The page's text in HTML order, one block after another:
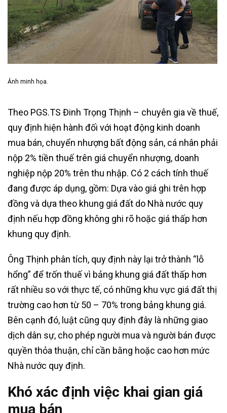
Ảnh minh họa.
Theo PGS.TS Đinh Trọng Thịnh – chuyên gia về thuế,
quy định hiện hành đối với hoạt động kinh doanh
mua bán, chuyển nhượng bất động sản, cá nhân phải
nộp 2% tiền thuế trên giá chuyển nhượng, doanh
nghiệp nộp 20% trên thu nhập. Có 2 cách tính thuế
đang được áp dụng, gồm: Dựa vào giá ghi trên hợp
đồng và dựa theo khung giá đất do Nhà nước quy
định nếu hợp đồng không ghi rõ hoặc giá thấp hơn
khung quy định.
Ông Thịnh phân tích, quy định này lại trở thành “lỗ
hổng” để trốn thuế vì bảng khung giá đất thấp hơn
rất nhiều so với thực tế, có những khu vực giá đất thị
trường cao hơn từ 50 – 70% trong bảng khung giá.
Bên cạnh đó, luật cũng quy định đây là những giao
dịch dân sự, cho phép người mua và người bán được
quyền thỏa thuận, chỉ cần bằng hoặc cao hơn mức
Nhà nước quy định.
Khó xác định việc khai gian giá
mua bán